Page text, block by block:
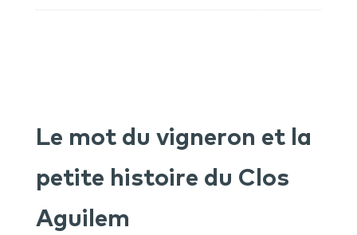
Le mot du vigneron et la
petite histoire du Clos
Aguilem